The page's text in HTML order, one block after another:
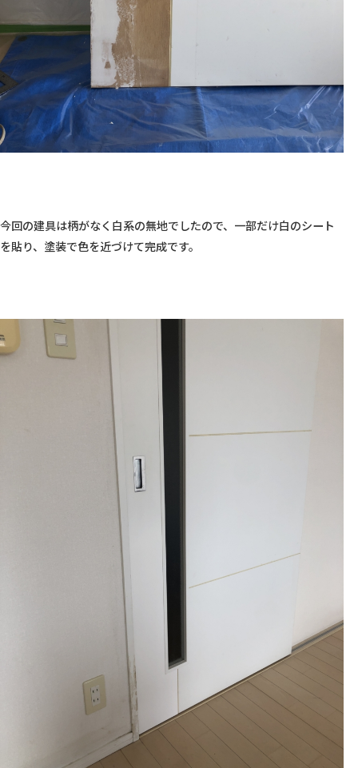
今回の建具は柄がなく白系の無地でしたので、一部だけ白のシート
を貼り、塗装で色を近づけて完成です。